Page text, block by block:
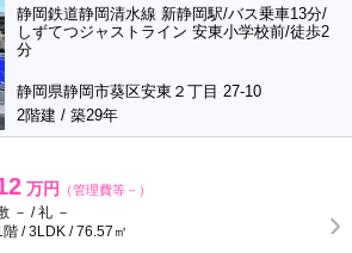
静岡鉄道静岡清水線 新静岡駅/バス乗車13分/
しずてつジャストライン 安東小学校前/徒歩2
分
静岡県静岡市葵区安東２丁目 27-10
2階建 / 築29年
万円 （管理費等－）
－ / 礼 －
階 / 3LDK / 76.57㎡